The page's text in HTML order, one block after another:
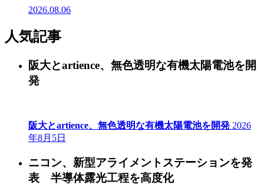
2026.08.06
人気記事
阪大とartience、無色透明な有機太陽電池を開
発
阪大とartience、無色透明な有機太陽電池を開発 2026
年8月5日
ニコン、新型アライメントステーションを発
表 半導体露光工程を高度化